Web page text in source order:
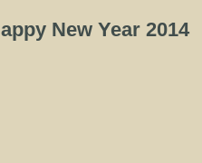
New Year 2014